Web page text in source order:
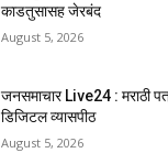
काडतुसासह जेरबंद
August 5, 2026
जनसमाचार Live24 : मराठी
डिजिटल व्यासपीठ
August 5, 2026